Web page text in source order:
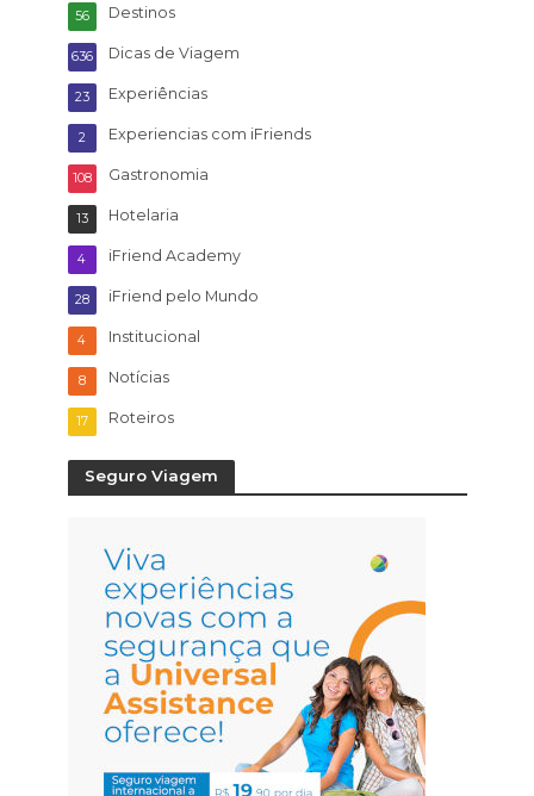
Destinos
56
Dicas de Viagem
636
Experiências
23
Experiencias com iFriends
2
Gastronomia
108
Hotelaria
13
iFriend Academy
4
iFriend pelo Mundo
28
Institucional
4
Notícias
8
Roteiros
17
Seguro Viagem